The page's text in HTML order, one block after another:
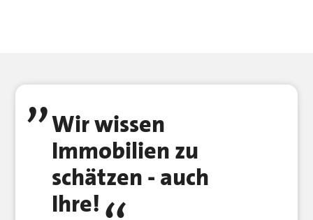
Wir wissen
Immobilien zu
schätzen - auch
Ihre!